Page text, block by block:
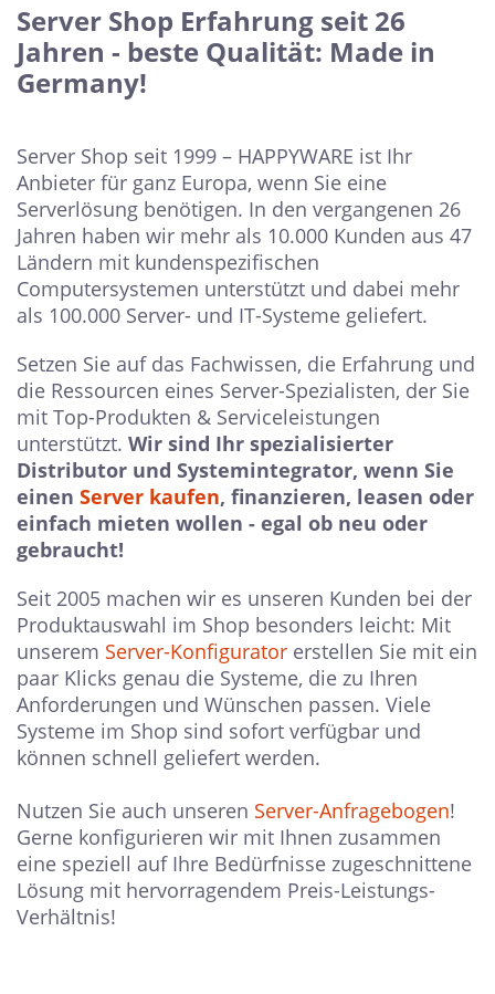
Server Shop Erfahrung seit 26
Jahren - beste Qualität: Made in
Germany!
Server Shop seit 1999 – HAPPYWARE ist Ihr
Anbieter für ganz Europa, wenn Sie eine
Serverlösung benötigen. In den vergangenen 26
Jahren haben wir mehr als 10.000 Kunden aus 47
Ländern mit kundenspezifischen
Computersystemen unterstützt und dabei mehr
als 100.000 Server- und IT-Systeme geliefert.
Setzen Sie auf das Fachwissen, die Erfahrung und
die Ressourcen eines Server-Spezialisten, der Sie
mit Top-Produkten & Serviceleistungen
unterstützt. Wir sind Ihr spezialisierter
Distributor und Systemintegrator, wenn Sie
einen Server kaufen, finanzieren, leasen oder
einfach mieten wollen - egal ob neu oder
gebraucht!
Seit 2005 machen wir es unseren Kunden bei der
Produktauswahl im Shop besonders leicht: Mit
unserem Server-Konfigurator erstellen Sie mit ein
paar Klicks genau die Systeme, die zu Ihren
Anforderungen und Wünschen passen. Viele
Systeme im Shop sind sofort verfügbar und
können schnell geliefert werden.
Nutzen Sie auch unseren Server-Anfragebogen!
Gerne konfigurieren wir mit Ihnen zusammen
eine speziell auf Ihre Bedürfnisse zugeschnittene
Lösung mit hervorragendem Preis-Leistungs-
Verhältnis!